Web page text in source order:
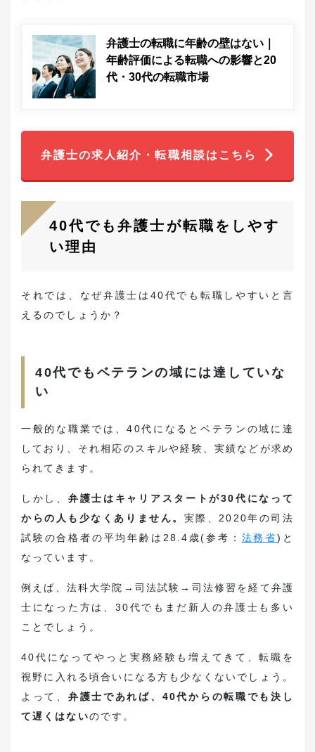
弁護士の転職に年齢の壁はない｜
年齢評価による転職への影響と20
代・30代の転職市場
弁護士の求人紹介・転職相談はこちら
40代でも弁護士が転職をしやす
い理由
それでは、なぜ弁護士は40代でも転職しやすいと言
えるのでしょうか？
40代でもベテランの域には達していな
い
一般的な職業では、40代になるとベテランの域に達
しており、それ相応のスキルや経験、実績などが求め
られてきます。
しかし、 弁護士はキャリアスタートが30代になって
からの人も少なくありません。 実際、2020年の司法
試験の合格者の平均年齢は28.4歳(参考： 法務省)と
なっています。
例えば、法科大学院→司法試験→司法修習を経て弁護
士になった方は、30代でもまだ新人の弁護士も多い
ことでしょう。
40代になってやっと実務経験も増えてきて、転職を
視野に入れる頃合いになる方も少なくないでしょう。
よって、 弁護士であれば、40代からの転職でも決し
て遅くはないのです。